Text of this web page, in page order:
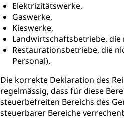
Elektrizitätswerke,
Gaswerke,
Kieswerke,
Landwirtschaftsbetriebe,
Restaurationsbetriebe, die
Personal).
Die korrekte Deklaration des
regelmässig, dass für diese
steuerbefreiten Bereichs des
steuerbarer Bereiche
Autoverkehr, Lastwagenverkehr,
Individualverkehr
zentras (Betrieb und
Persönliches
Zivilstand
Geburt, Heirat, Ehe,